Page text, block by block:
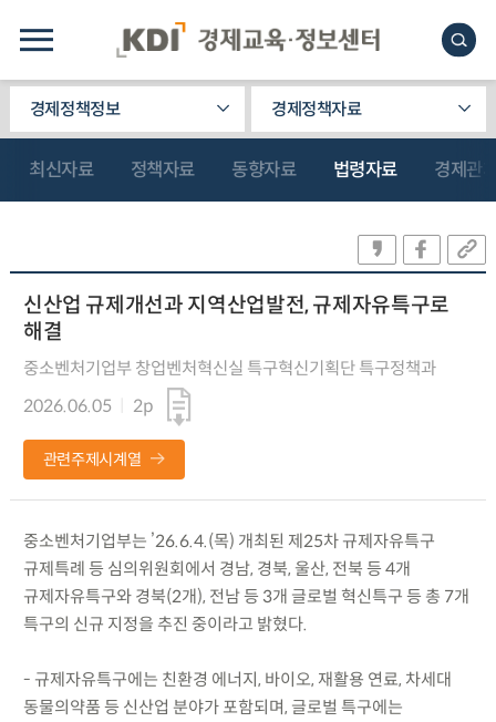
경제정책정보 경제정책자료
최신자료 정책자료 동향자료 법령자료 경제관
신산업 규제개선과 지역산업발전, 규제자유특구로
해결
중소벤처기업부 창업벤처혁신실 특구혁신기획단 특구정책과
2026.06.05
2p
관련주제시계열
중소벤처기업부는 ’26.6.4.(목) 개최된 제25차 규제자유특구
규제특례 등 심의위원회에서 경남, 경북, 울산, 전북 등 4개
규제자유특구와 경북(2개), 전남 등 3개 글로벌 혁신특구 등 총 7개
특구의 신규 지정을 추진 중이라고 밝혔다.
- 규제자유특구에는 친환경 에너지, 바이오, 재활용 연료, 차세대
동물의약품 등 신산업 분야가 포함되며, 글로벌 특구에는